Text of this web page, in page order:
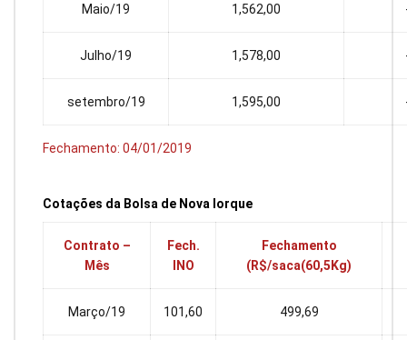
Maio/19 1,562,00
Julho/19 1,578,00
setembro/19 1,595,00
Fechamento: 04/01/2019
Cotações da Bolsa de Nova Iorque
Contrato –
Mês
Fech.
INO
Fechamento
(R$/saca(60,5Kg)
Março/19 101,60 499,69